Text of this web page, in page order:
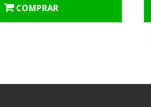
COMPRAR